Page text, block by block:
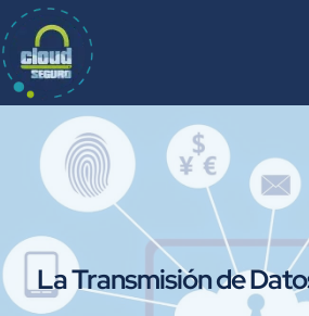
Saltar
al
contenido
La Transmisión de